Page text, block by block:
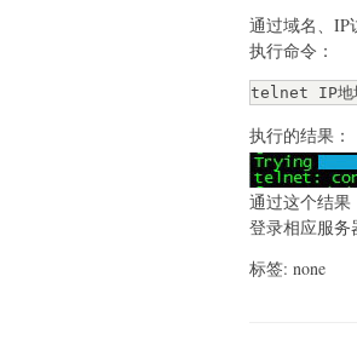
通过域名、IP
执行命令：
telnet IP地
执行的结果：
通过这个结果
登录相应服务
标签: none